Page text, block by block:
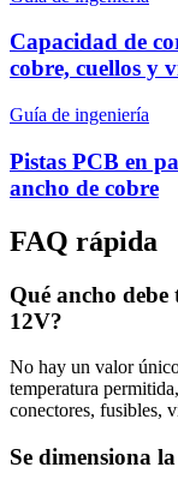
Capacidad de
cobre, cuellos y
Guía de ingeniería
Pistas PCB en
ancho de cobre
FAQ rápida
Qué ancho
12V?
No hay un valor
temperatura
conectores, fusibles,
Se dimensiona